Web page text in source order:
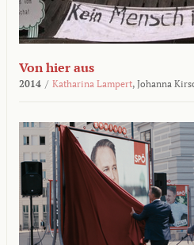
Von hier aus
2014 / Katharina Lampert, Johanna